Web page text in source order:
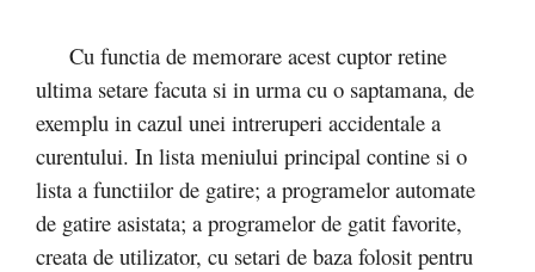
Cu functia de memorare acest cuptor retine
ultima setare facuta si in urma cu o saptamana, de
exemplu in cazul unei intreruperi accidentale a
curentului. In lista meniului principal contine si o
lista a functiilor de gatire; a programelor automate
de gatire asistata; a programelor de gatit favorite,
creata de utilizator, cu setari de baza folosit pentru